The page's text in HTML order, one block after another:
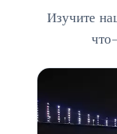
Изучите